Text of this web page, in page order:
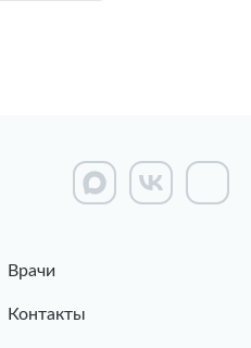
Врачи
Контакты